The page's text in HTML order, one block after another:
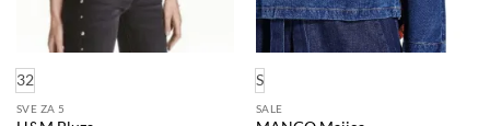
32
SVE ZA 5
S
SALE